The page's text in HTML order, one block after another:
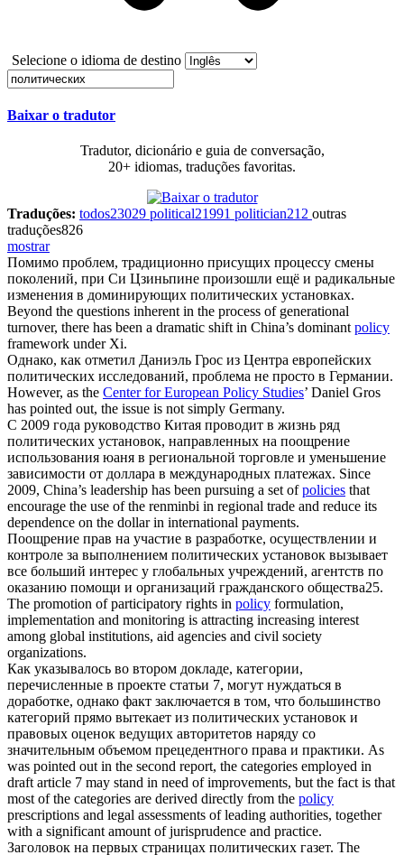
Selecione o idioma de destino
Baixar o tradutor
Tradutor, dicionário e guia de conversação,
20+ idiomas, traduções favoritas.
Traduções: todos23029 political21991 politician212 outras
traduções826
mostrar
Помимо проблем, традиционно присущих процессу смены
поколений, при Си Цзиньпине произошли ещё и радикальные
изменения в доминирующих политических установках.
Beyond the questions inherent in the process of generational
turnover, there has been a dramatic shift in China’s dominantpolicy
framework under Xi.
Однако, как отметил Даниэль Грос из Центра европейских
политических исследований, проблема не просто в Германии.
However, as the Center for European Policy Studies’ Daniel Gros
has pointed out, the issue is not simply Germany.
С 2009 года руководство Китая проводит в жизнь ряд
политических установок, направленных на поощрение
использования юаня в региональной торговле и уменьшение
зависимости от доллара в международных платежах. Since
2009, China’s leadership has been pursuing a set ofpolicies that
encourage the use of the renminbi in regional trade and reduce its
dependence on the dollar in international payments.
Поощрение прав на участие в разработке, осуществлении и
контроле за выполнением политических установок вызывает
все больший интерес у глобальных учреждений, агентств по
оказанию помощи и организаций гражданского общества25.
The promotion of participatory rights in policy formulation,
implementation and monitoring is attracting increasing interest
among global institutions, aid agencies and civil society
organizations.
Как указывалось во втором докладе, категории,
перечисленные в проекте статьи 7, могут нуждаться в
доработке, однако факт заключается в том, что большинство
категорий прямо вытекает из политических установок и
правовых оценок ведущих авторитетов наряду со
значительным объемом прецедентного права и практики. As
was pointed out in the second report, the categories employed in
draft article 7 may stand in need of improvements, but the fact is that
most of the categories are derived directly from the policy
prescriptions and legal assessments of leading authorities, together
with a significant amount of jurisprudence and practice.
Заголовок на первых страницах политических газет. The